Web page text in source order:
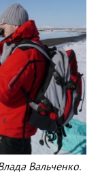
Вальченко.